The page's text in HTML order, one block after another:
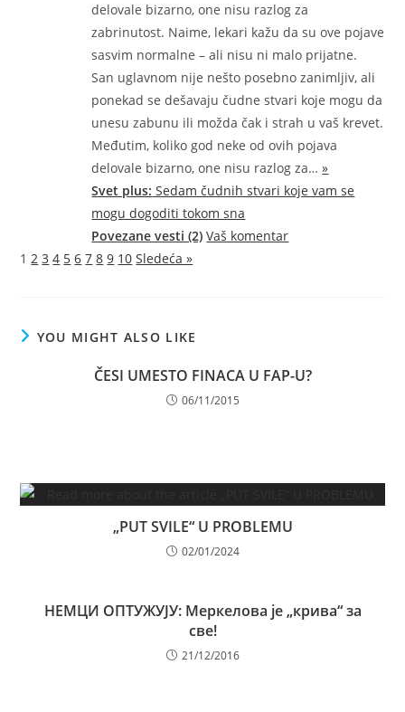
delovale bizarno, one nisu razlog za
zabrinutost. Naime, lekari kažu da su ove pojave
sasvim normalne – ali nisu ni malo prijatne.
San uglavnom nije nešto posebno zanimljiv, ali
ponekad se dešavaju čudne stvari koje mogu da
unesu zabunu ili možda čak i strah u vaš krevet.
Međutim, koliko god neke od ovih pojava
delovale bizarno, one nisu razlogza…»
Svet plus: Sedam čudnih stvari koje vam se
mogu dogoditi tokom sna
Povezane vesti (2) Vaš komentar
1 2 3 4 5 6 7 8 9 10 Sledeća »
YOU MIGHT ALSO LIKE
ČESI UMESTO FINACA U FAP-U?
06/11/2015
„PUT SVILE“ U PROBLEMU
02/01/2024
НЕМЦИ ОПТУЖУЈУ: Меркелова је „крива“ за
све!
21/12/2016